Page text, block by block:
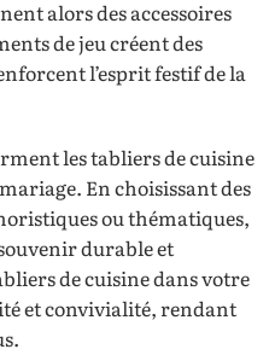
alors des accessoires
de jeu créent des
l’esprit festif de la
les tabliers de cuisine
En choisissant des
ou thématiques,
durable et
de cuisine dans votre
et convivialité, rendant